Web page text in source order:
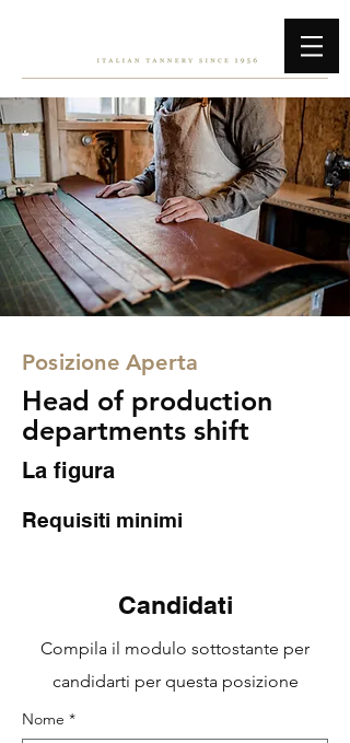
Posizione Aperta
Head of production
departments shift
La figura
Requisiti minimi
Candidati
Compila il modulo sottostante per
candidarti per questa posizione
Nome *